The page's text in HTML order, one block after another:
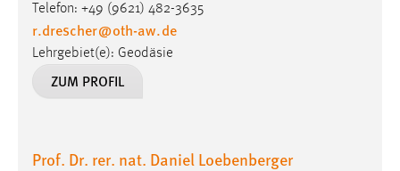
Telefon: +49 (9621) 482-3635
r.drescher@oth-aw.de
Lehrgebiet(e): Geodäsie
ZUM PROFIL
Prof. Dr. rer. nat. Daniel Loebenberger